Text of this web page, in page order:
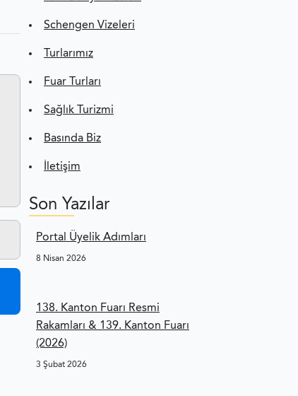
Schengen Vizeleri
Turlarımız
Fuar Turları
Sağlık Turizmi
Basında Biz
İletişim
Son Yazılar
Portal Üyelik Adımları
8 Nisan 2026
138. Kanton Fuarı Resmi
Rakamları & 139. Kanton Fuarı
(2026)
3 Şubat 2026